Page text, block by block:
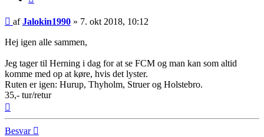
Indlæg
afJalokin1990 » 7. okt 2018, 10:12
Hej igen alle sammen,
Jeg tager til Herning i dag for at se FCM og man kan som altid
komme med op at køre, hvis det lyster.
Ruten er igen: Hurup, Thyholm, Struer og Holstebro.
35,- tur/retur
Besvar